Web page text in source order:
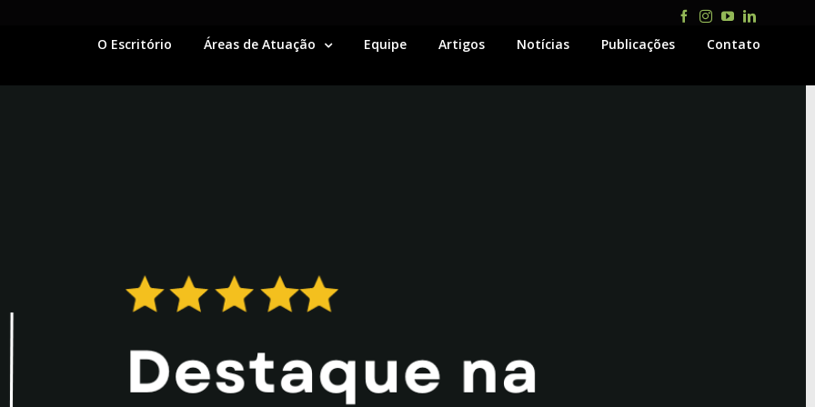
Facebook
Instagram
YouTubeLinkedIn
O Escritório Áreas de Atuação Equipe Artigos Notícias Publicações Contato